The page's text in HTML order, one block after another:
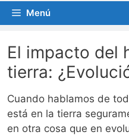
Menú
El impacto del
tierra:
Cuando hablamos de
está en la tierra
en otra cosa que en